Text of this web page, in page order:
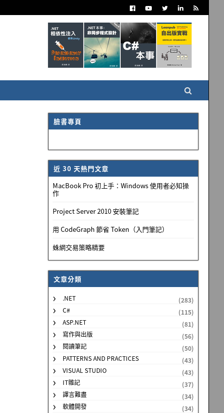
臉書專頁
近 30 天熱門文章
MacBook Pro 初上手：Windows 使用者必知操
作
Project Server 2010 安裝筆記
用 CodeGraph 節省 Token（入門筆記）
蛛網交易策略精要
文章分類
.NET
(283)
C#
(115)
ASP.NET
(81)
寫作與出版
(56)
閱讀筆記
(50)
PATTERNS AND PRACTICES
(43)
VISUAL STUDIO
(43)
IT雜記
(37)
譯言難盡
(34)
軟體開發
(34)